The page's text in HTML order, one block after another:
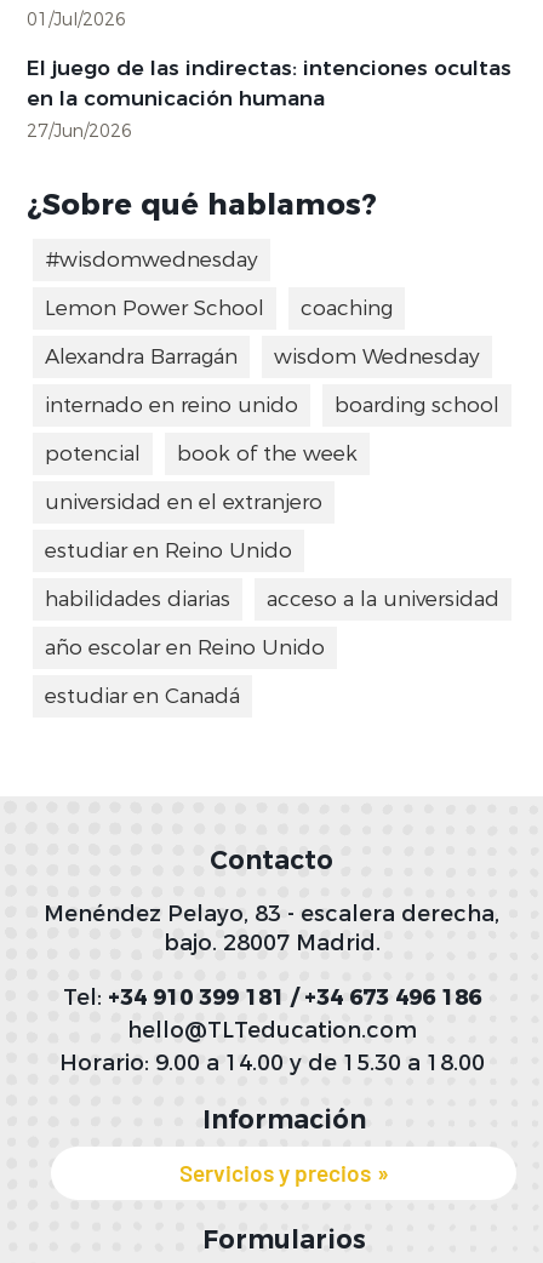
01/Jul/2026
El juego de las indirectas: intenciones ocultas
en la comunicación humana
27/Jun/2026
¿Sobre qué hablamos?
#wisdomwednesday
Lemon Power School
coaching
Alexandra Barragán
wisdom Wednesday
internado en reino unido
boarding school
potencial
book of the week
universidad en el extranjero
estudiar en Reino Unido
habilidades diarias
acceso a la universidad
año escolar en Reino Unido
estudiar en Canadá
Contacto
Menéndez Pelayo, 83 - escalera derecha,
bajo. 28007 Madrid.
Tel: +34 910 399 181 / +34 673 496 186
hello@TLTeducation.com
Horario: 9.00 a 14.00 y de 15.30 a 18.00
Información
Servicios y precios
Formularios